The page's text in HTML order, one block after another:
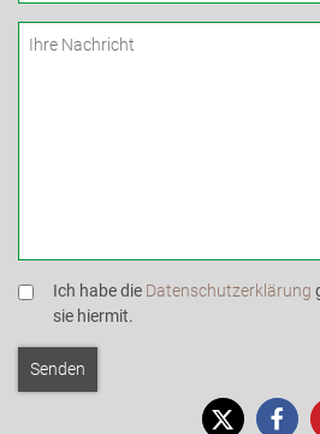
Ich habe die Datenschutzerklärung
sie hiermit.